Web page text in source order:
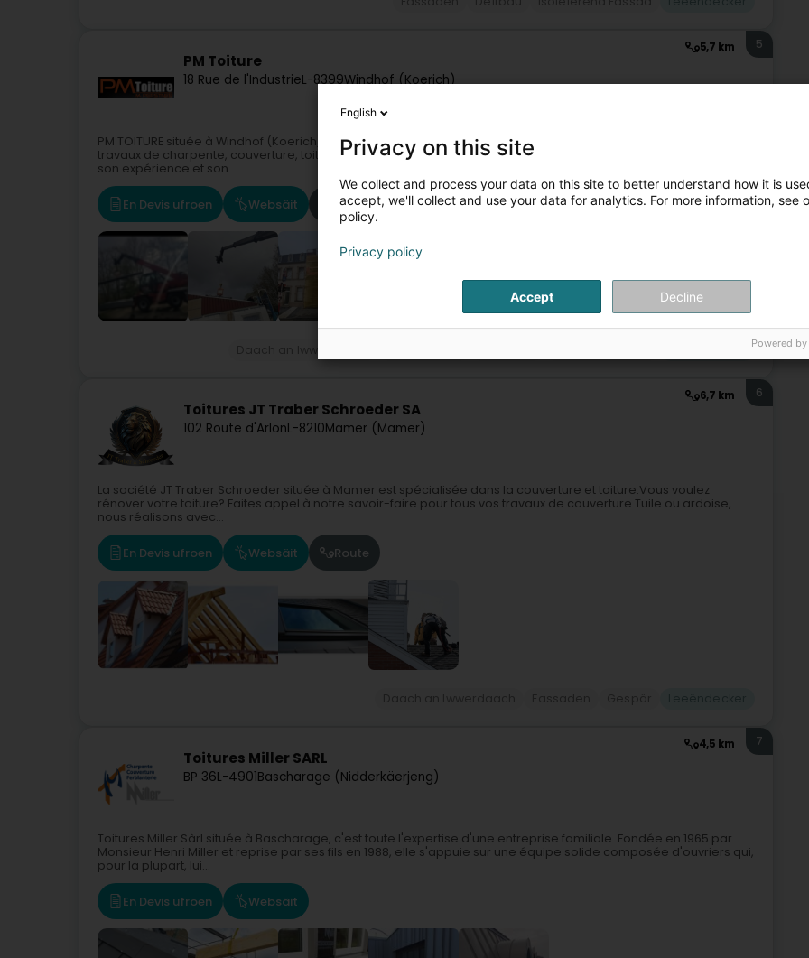
5,7 km
PM Toiture
18 Rue de l'IndustrieL-8399Windhof (Koerich)
5
PM TOITURE située à Windhof (Koerich) au Luxembourg est votre partenaire depuis plus de 25 ans pour tous vos
travaux de charpente, couverture, toiture et ferblanterie.Notre équipe de professionnels met à votre service
son expérience et son...
En Devis ufroen Websäit Route
+45
6,7 km
Toitures JT Traber Schroeder SA
102 Route d'ArlonL-8210Mamer (Mamer)
6
La société JT Traber Schroeder située à Mamer est spécialisée dans la couverture et toiture.Vous voulez
rénover votre toiture? Faites appel à notre savoir-faire pour tous vos travaux de couverture.Tuile ou ardoise,
nous réalisons avec...
En Devis ufroen Websäit Route
4,5 km
Toitures Miller SARL
BP 36L-4901Bascharage (Nidderkäerjeng)
7
Toitures Miller Sàrl située à Bascharage, c'est toute l'expertise d'une entreprise familiale. Fondée en 1965 par
Monsieur Henri Miller et reprise par ses fils en 1988, elle s'appuie sur une équipe solide composée d'ouvriers qui,
pour la plupart, lui...
En Devis ufroen Websäit
English
Privacy on this site
We collect and process your data on this site to better understand how it is
accept, we'll collect and use your data for analytics. For more information, see
policy.
Privacy policy
Accept Decline
Powered by